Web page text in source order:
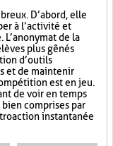
D’abord, elle
à l’activité et
de la
plus gênés
d’outils
et de maintenir
est en jeu.
de voir en temps
comprises par
instantanée